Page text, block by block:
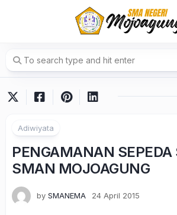
Adiwiyata
PENGAMANAN SEPEDA
SMAN MOJOAGUNG
by SMANEMA 24 April 2015